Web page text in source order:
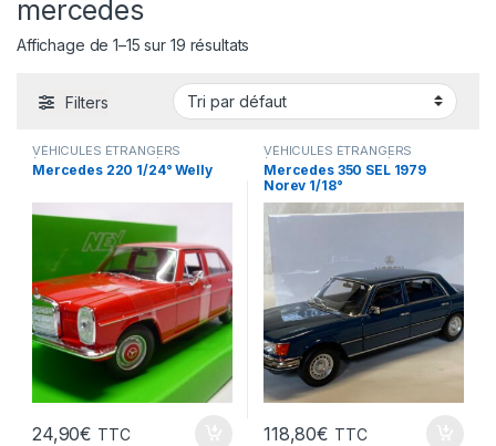
mercedes
Affichage de 1–15 sur 19 résultats
Filters
VÉHICULES ÉTRANGERS
(voitures,camions ...)
Mercedes 220 1/24° Welly
24,90€ TTC
VÉHICULES ÉTRANGERS
(voitures,camions ...)
Mercedes 350 SEL 1979
Norev 1/18°
118,80€ TTC